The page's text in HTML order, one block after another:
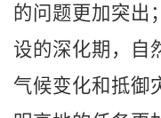
的问题更加突出
设的深化期，自
气候变化和抵御